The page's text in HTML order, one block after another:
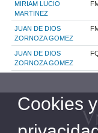
MIRIAM LUCIO
MARTINEZ
JUAN DE DIOS
ZORNOZA GOMEZ
JUAN DE DIOS
ZORNOZA GOMEZ
Cookies